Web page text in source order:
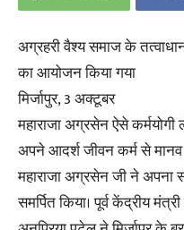
अग्रहरी वैश्य समाज के
का आयोजन किया गया
मिर्जापुर, 3 अक्टूबर
महाराजा अग्रसेन ऐसे
अपने आदर्श जीवन कर्म से मानव
महाराजा अग्रसेन जी ने अपना
समर्पित किया। पूर्व केंद्रीय